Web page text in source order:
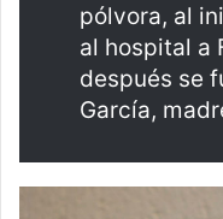
pólvora, al
al hospital a
después se
García,